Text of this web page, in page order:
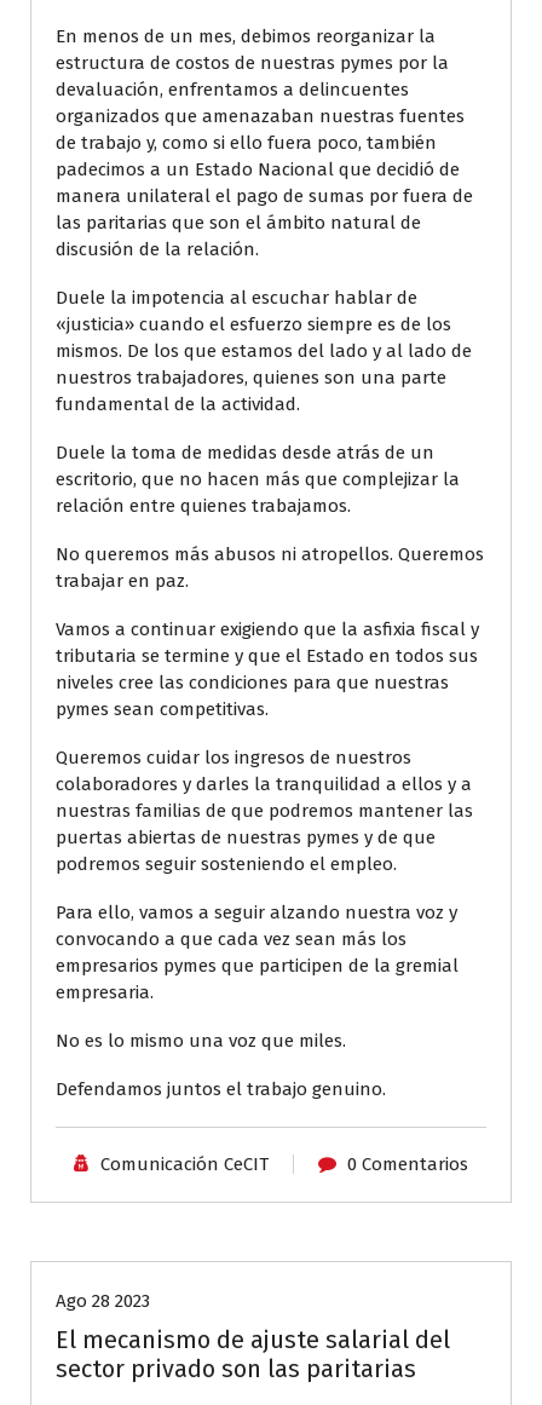
En menos de un mes, debimos reorganizar la
estructura de costos de nuestras pymes por la
devaluación, enfrentamos a delincuentes
organizados que amenazaban nuestras fuentes
de trabajo y, como si ello fuera poco, también
padecimos a un Estado Nacional que decidió de
manera unilateral el pago de sumas por fuera de
las paritarias que son el ámbito natural de
discusión de la relación.
Duele la impotencia al escuchar hablar de
«justicia» cuando el esfuerzo siempre es de los
mismos. De los que estamos del lado y al lado de
nuestros trabajadores, quienes son una parte
fundamental de la actividad.
Duele la toma de medidas desde atrás de un
escritorio, que no hacen más que complejizar la
relación entre quienes trabajamos.
No queremos más abusos ni atropellos. Queremos
trabajar en paz.
Vamos a continuar exigiendo que la asfixia fiscal y
tributaria se termine y que el Estado en todos sus
niveles cree las condiciones para que nuestras
pymes sean competitivas.
Queremos cuidar los ingresos de nuestros
colaboradores y darles la tranquilidad a ellos y a
nuestras familias de que podremos mantener las
puertas abiertas de nuestras pymes y de que
podremos seguir sosteniendo el empleo.
Para ello, vamos a seguir alzando nuestra voz y
convocando a que cada vez sean más los
empresarios pymes que participen de la gremial
empresaria.
No es lo mismo una voz que miles.
Defendamos juntos el trabajo genuino.
Comunicación CeCIT 0 Comentarios
Ago 28 2023
El mecanismo de ajuste salarial del
sector privado son las paritarias